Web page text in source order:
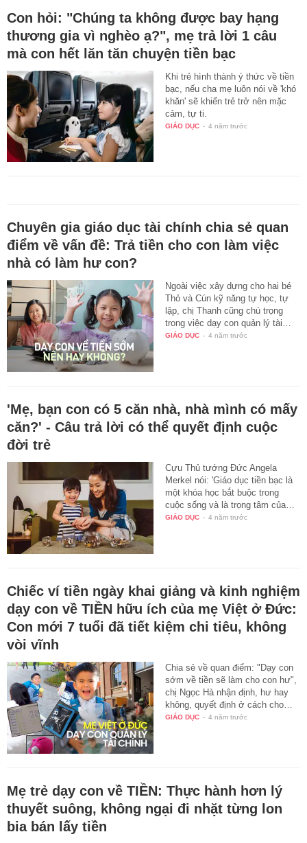
Con hỏi: "Chúng ta không được bay hạng
thương gia vì nghèo ạ?", mẹ trả lời 1 câu
mà con hết lăn tăn chuyện tiền bạc
Khi trẻ hình thành ý thức về tiền
bạc, nếu cha mẹ luôn nói về 'khó
khăn' sẽ khiến trẻ trở nên mặc
cảm, tự ti.
GIÁO DỤC - 4 năm trước
Chuyên gia giáo dục tài chính chia sẻ quan
điểm về vấn đề: Trả tiền cho con làm việc
nhà có làm hư con?
Ngoài việc xây dựng cho hai bé
Thỏ và Cún kỹ năng tự học, tự
lập, chị Thanh cũng chú trọng
trong việc dạy con quản lý tài…
GIÁO DỤC - 4 năm trước
'Mẹ, bạn con có 5 căn nhà, nhà mình có mấy
căn?' - Câu trả lời có thể quyết định cuộc
đời trẻ
Cựu Thủ tướng Đức Angela
Merkel nói: 'Giáo dục tiền bạc là
một khóa học bắt buộc trong
cuộc sống và là trọng tâm của…
GIÁO DỤC - 4 năm trước
Chiếc ví tiền ngày khai giảng và kinh nghiệm
dạy con về TIỀN hữu ích của mẹ Việt ở Đức:
Con mới 7 tuổi đã tiết kiệm chi tiêu, không
vòi vĩnh
Chia sẻ về quan điểm: "Dạy con
sớm về tiền sẽ làm cho con hư",
chị Ngọc Hà nhận định, hư hay
không, quyết định ở cách cho…
GIÁO DỤC - 4 năm trước
Mẹ trẻ dạy con về TIỀN: Thực hành hơn lý
thuyết suông, không ngại đi nhặt từng lon
bia bán lấy tiền